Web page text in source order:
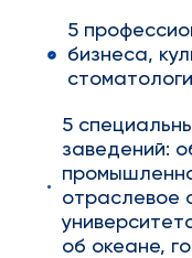
5
бизнеса,
5
заведений:
отраслевое
об океане,